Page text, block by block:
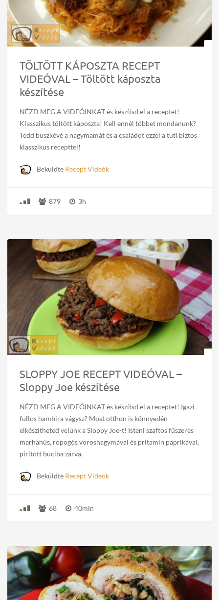
TÖLTÖTT KÁPOSZTA RECEPT
VIDEÓVAL – Töltött káposzta
készítése
NÉZD MEG A VIDEÓINKAT és készítsd el a receptet!
Klasszikus töltött káposzta! Kell ennél többet mondanunk?
Tedd büszkévé a nagymamát és a családot ezzel a tuti biztos
klasszikus recepttel!
Beküldte Recept Videók
879 3h
SLOPPY JOE RECEPT VIDEÓVAL –
Sloppy Joe készítése
NÉZD MEG A VIDEÓINKAT és készítsd el a receptet! Igazi
fullos hambira vágysz? Most otthon is könnyedén
elkészítheted velünk a Sloppy Joe-t! Isteni szaftos fűszeres
marhahús, ropogós vöröshagymával és pritamin paprikával,
pirított buciba zárva.
Beküldte Recept Videók
68 40min